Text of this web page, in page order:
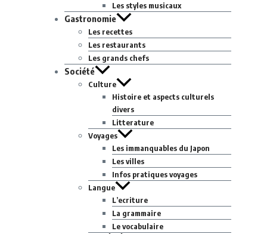
Les styles musicaux
Gastronomie
Les recettes
Les restaurants
Les grands chefs
Société
Culture
Histoire et aspects culturels
divers
Litterature
Voyages
Les immanquables du Japon
Les villes
Infos pratiques voyages
Langue
L’ecriture
La grammaire
Le vocabulaire